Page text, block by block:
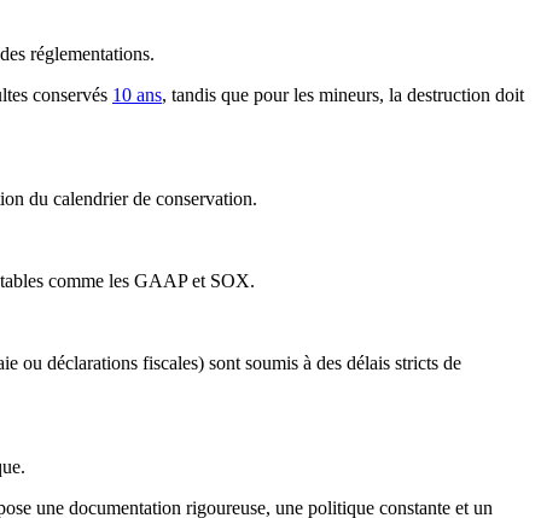
réglementations.
conservés 10 ans, tandis que pour les mineurs, la destruction doit
du calendrier de conservation.
comme les GAAP et SOX.
ou déclarations fiscales) sont soumis à des délais stricts de
une documentation rigoureuse, une politique constante et un